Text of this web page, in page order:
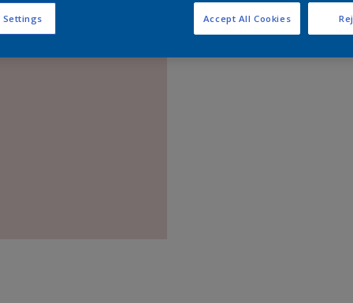
Trouver
Settings Accept All Cookies